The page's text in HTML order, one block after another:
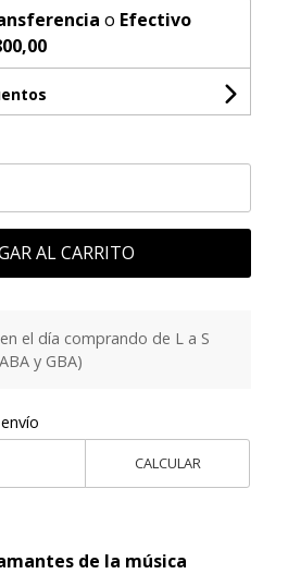
o Efectivo
AL CARRITO
el día comprando de L a S
y GBA)
CALCULAR
de la música